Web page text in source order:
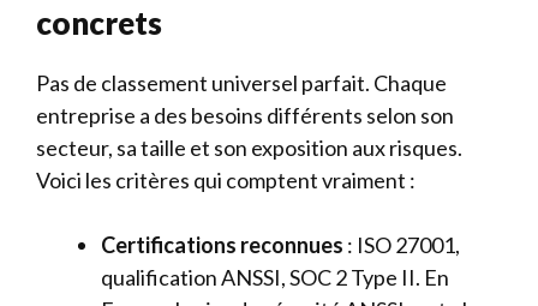
concrets
Pas de classement universel parfait. Chaque
entreprise a des besoins différents selon son
secteur, sa taille et son exposition aux risques.
Voici les critères qui comptent vraiment :
Certifications reconnues : ISO 27001,
qualification ANSSI, SOC 2 Type II. En